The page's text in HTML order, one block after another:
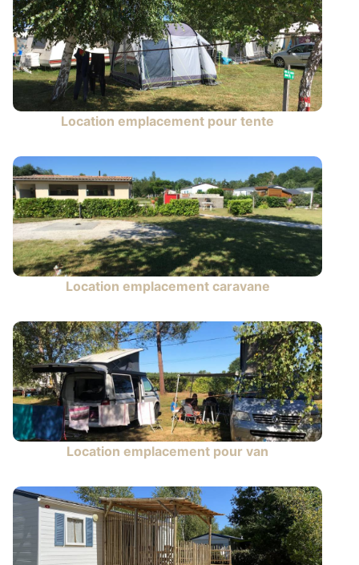
Location emplacement pour tente
Location emplacement caravane
Location emplacement pour van